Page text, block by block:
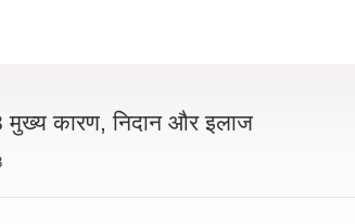
कारण, निदान और इलाज